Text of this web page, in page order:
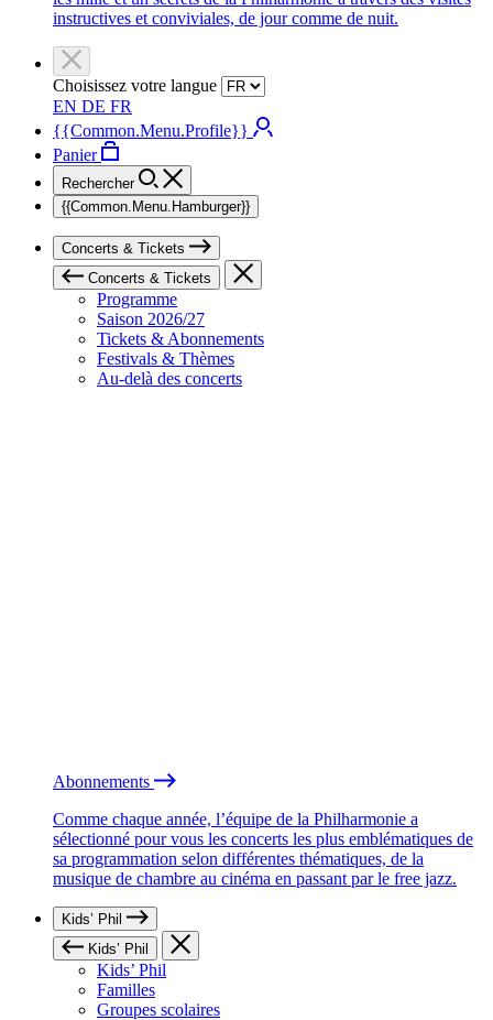
instructives et conviviales, de jour comme de nuit.
Choisissez votre langue
EN DE FR
{{Common.Menu.Profile}}
Panier
Rechercher
{{Common.Menu.Hamburger}}
Concerts & Tickets
Concerts & Tickets
Programme
Saison 2026/27
Tickets & Abonnements
Festivals & Thèmes
Au-delà des concerts
Abonnements
Comme chaque année, l’équipe de la Philharmonie a
sélectionné pour vous les concerts les plus emblématiques de
sa programmation selon différentes thématiques, de la
musique de chambre au cinéma en passant par le free jazz.
Kids’ Phil
Kids’ Phil
Kids’ Phil
Familles
Groupes scolaires